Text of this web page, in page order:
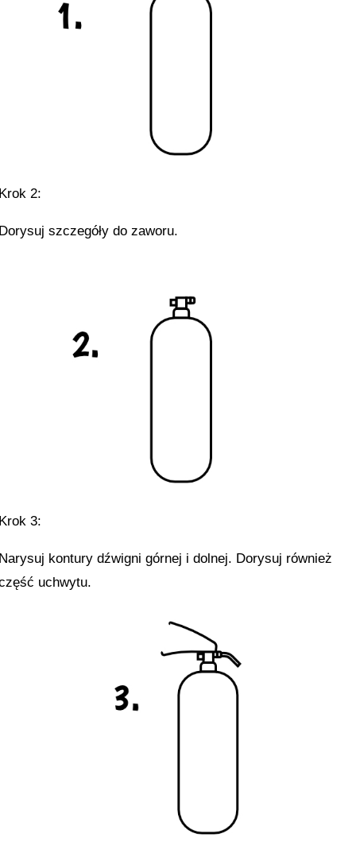
2:
szczegóły do zaworu.
3:
kontury dźwigni górnej i dolnej. Dorysuj również
uchwytu.